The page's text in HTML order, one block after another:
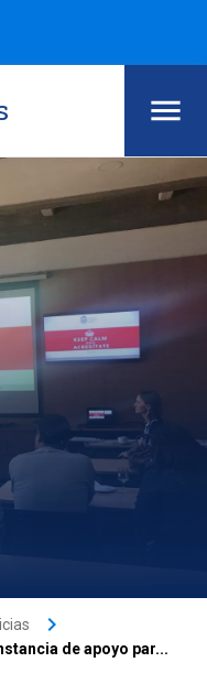
keyboard_arrow_right
de apoyo par...